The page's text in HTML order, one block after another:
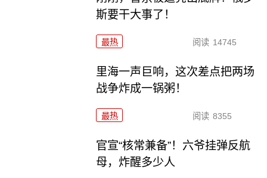
斯要干大事了！
最热 阅读 14745
里海一声巨响，这次差点把两场
战争炸成一锅粥！
最热 阅读 8355
官宣“核常兼备”！六爷挂弹反航
母，炸醒多少人